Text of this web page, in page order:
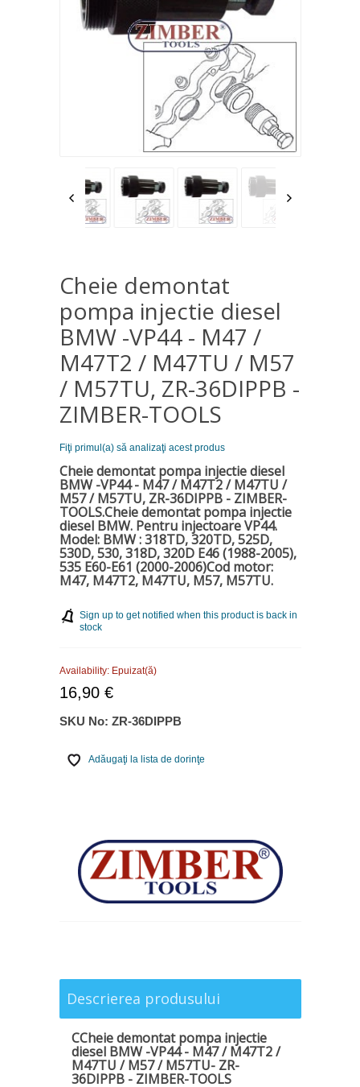
Cheie demontat
pompa injectie diesel
BMW -VP44 - M47 /
M47T2 / M47TU / M57
/ M57TU, ZR-36DIPPB -
ZIMBER-TOOLS
Fiţi primul(a) să analizaţi acest produs
Cheie demontat pompa injectie diesel
BMW -VP44 - M47 / M47T2 / M47TU /
M57 / M57TU, ZR-36DIPPB - ZIMBER-
TOOLS.Cheie demontat pompa injectie
diesel BMW. Pentru injectoare VP44.
Model: BMW : 318TD, 320TD, 525D,
530D, 530, 318D, 320D E46 (1988-2005),
535 E60-E61 (2000-2006)Cod motor:
M47, M47T2, M47TU, M57, M57TU.
Sign up to get notified when this product is back in
stock
Availability: Epuizat(ă)
16,90 €
SKU No: ZR-36DIPPB
Adăugaţi la lista de dorinţe
Descrierea produsului
CCheie demontat pompa injectie
diesel BMW -VP44 - M47 / M47T2 /
M47TU / M57 / M57TU- ZR-
36DIPPB - ZIMBER-TOOLS